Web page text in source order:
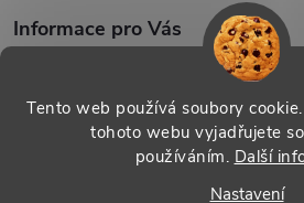
Tento web používá soubory
tohoto webu vyjadřujete
používáním. Další
Nastavení
Informace pro Vás
Copyright 2026 . Všechna
nastavení cookies